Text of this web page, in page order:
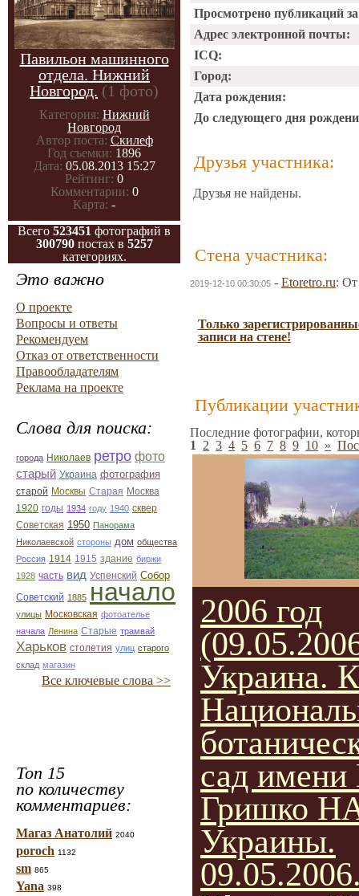
Павильон машинного
отдела. Нижний
Новгород. (1 фото)
Категория: Нижний
Новгород
Автор поста: Скилеф
Год съемки: 1896
Дата: 05.08.2013 15:27
Рейтинг: 0
Комментарии: 0
Карта: -
Всего 523451 фотографий в
300790постах в 5257
категориях.
Это важно
О проекте
Вопросы и ответы
Рекомендуем
Отказ от ответственности
Правообладателям
Реклама на проекте
Слова для поиска:
города Николаев ретро фото
старый Украина фотография
старой Москвы Старая Москва
1920 годы 1934 году 1940 сквер
Советская 1950 Панорама
Николаевской стороны дом общества
Россия 1914 1915 здание биржи
1928 часть вид Успенский Собор
Советский 1885 начало
улицы Московская фотоателье
начала Ленина Старые трамвай
Харьков столетия улиц старого
склад магазин
Все ключевые слова >>
Топ 15
по количеству
комментариев:
Магаз Анатолий 2040
poroch 1132
sm 865
Yana 398
Просмотрено публикаций за
Адрес электронной почты:
ICQ:
Город:
Дата рождения:
До следующего дня
Друзья участника:
Друзья не найдены.
Стена участника:
2019-12-10 00:30:05 - Etoretro.ru: От
Только
записи на стене!
Публикации
Последние фотографии,
1
2 3 4 5 6 7 8 9 10 »
2006 год
Украина.
сад
Гришко
Украины.